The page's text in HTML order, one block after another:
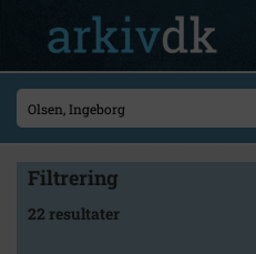
Filtrering
22 resultater